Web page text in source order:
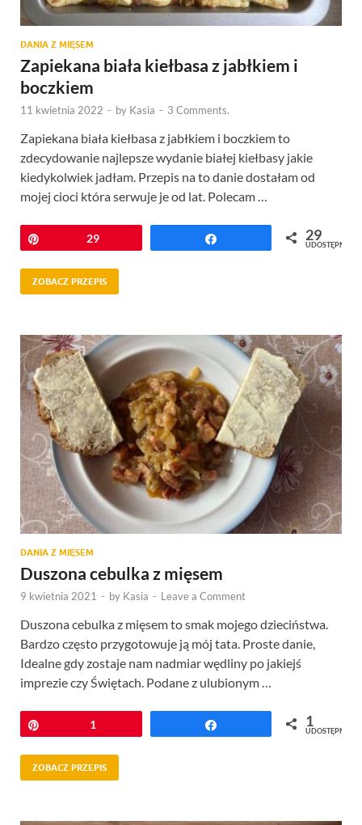
DANIA Z MIĘSEM
Zapiekana biała kiełbasa z jabłkiem i
boczkiem
11 kwietnia 2022 - by Kasia - 3 Comments.
Zapiekana biała kiełbasa z jabłkiem i boczkiem to
zdecydowanie najlepsze wydanie białej kiełbasy jakie
kiedykolwiek jadłam. Przepis na to danie dostałam od
mojej cioci która serwuje je od lat. Polecam …
Przypnij29 29
UDOSTĘPNIEŃ
ZOBACZ PRZEPIS
DANIA Z MIĘSEM
Duszona cebulka z mięsem
9 kwietnia 2021 - by Kasia - Leave a Comment
Duszona cebulka z mięsem to smak mojego dzieciństwa.
Bardzo często przygotowuje ją mój tata. Proste danie,
Idealne gdy zostaje nam nadmiar wędliny po jakiejś
imprezie czy Świętach. Podane z ulubionym …
Przypnij1 1
UDOSTĘPNIEŃ
ZOBACZ PRZEPIS